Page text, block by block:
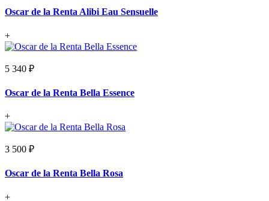
Oscar de la Renta Alibi Eau Sensuelle
+
5 340 ₽
Oscar de la Renta Bella Essence
+
3 500 ₽
Oscar de la Renta Bella Rosa
+